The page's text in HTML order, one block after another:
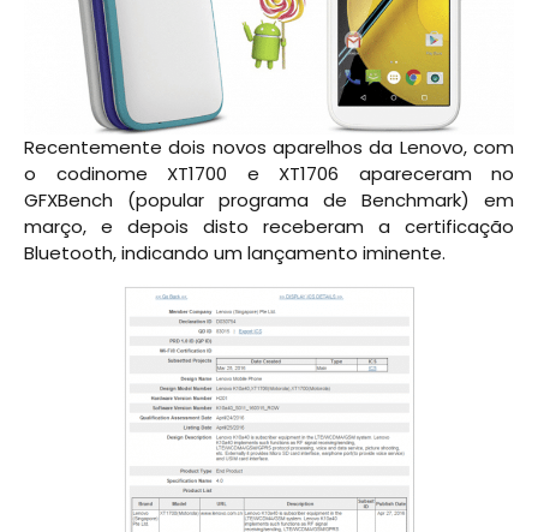
Recentemente dois novos aparelhos da Lenovo, com
o codinome XT1700 e XT1706 apareceram no
GFXBench (popular programa de Benchmark) em
março, e depois disto receberam a certificação
Bluetooth, indicando um lançamento iminente.